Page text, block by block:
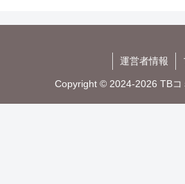
運営者情報
Copyright © 2024-2026 TBコ